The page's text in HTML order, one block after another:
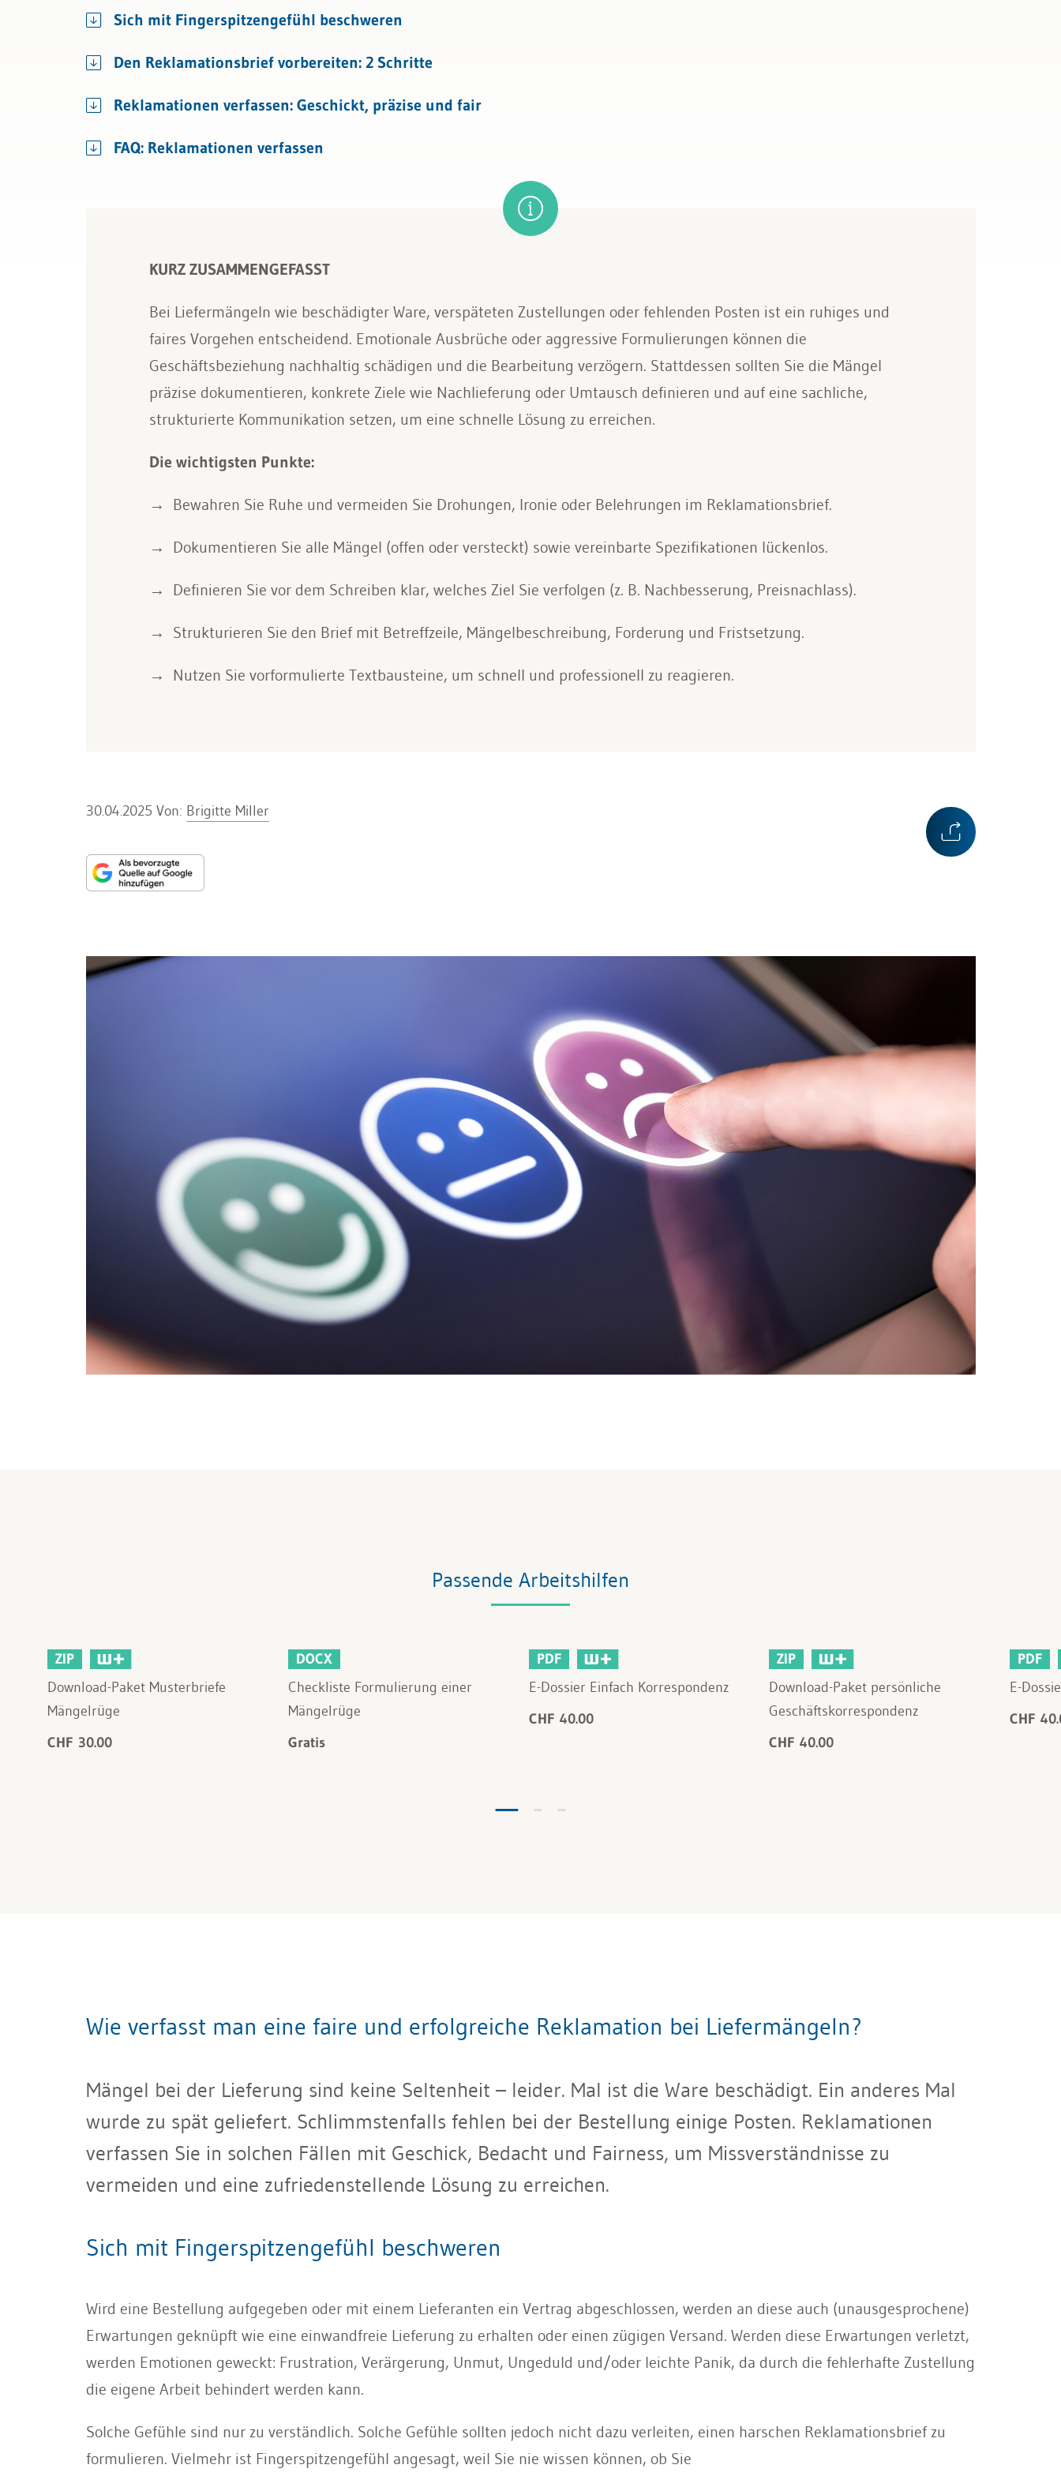
Bau & Immobilien Korrespondenz
Sich mit Fingerspitzengefühl beschweren
Den Reklamationsbrief vorbereiten: 2 Schritte
Reklamationen verfassen: Geschickt, präzise und fair
FAQ: Reklamationen verfassen
KURZ ZUSAMMENGEFASST
Bei Liefermängeln wie beschädigter Ware, verspäteten Zustellungen oder fehlenden Posten ist ein ruhiges und
faires Vorgehen entscheidend. Emotionale Ausbrüche oder aggressive Formulierungen können die
Geschäftsbeziehung nachhaltig schädigen und die Bearbeitung verzögern. Stattdessen sollten Sie die Mängel
präzise dokumentieren, konkrete Ziele wie Nachlieferung oder Umtausch definieren und auf eine sachliche,
strukturierte Kommunikation setzen, um eine schnelle Lösung zu erreichen.
Die wichtigsten Punkte:
Bewahren Sie Ruhe und vermeiden Sie Drohungen, Ironie oder Belehrungen im Reklamationsbrief.
Dokumentieren Sie alle Mängel (offen oder versteckt) sowie vereinbarte Spezifikationen lückenlos.
Definieren Sie vor dem Schreiben klar, welches Ziel Sie verfolgen (z. B. Nachbesserung, Preisnachlass).
Strukturieren Sie den Brief mit Betreffzeile, Mängelbeschreibung, Forderung und Fristsetzung.
Nutzen Sie vorformulierte Textbausteine, um schnell und professionell zu reagieren.
30.04.2025 Von: Brigitte Miller
Passende Arbeitshilfen
ZIP
Download-Paket Musterbriefe
Mängelrüge
CHF 30.00
DOCX
Checkliste Formulierung einer
Mängelrüge
Gratis
PDF
E-Dossier Einfach Korrespondenz
CHF 40.00
ZIP
Download-Paket persönliche
Geschäftskorrespondenz
CHF 40.00
PDF
E-
CHF
Wie verfasst man eine faire und erfolgreiche Reklamation bei Liefermängeln?
Mängel bei der Lieferung sind keine Seltenheit – leider. Mal ist die Ware beschädigt. Ein anderes Mal
wurde zu spät geliefert. Schlimmstenfalls fehlen bei der Bestellung einige Posten. Reklamationen
verfassen Sie in solchen Fällen mit Geschick, Bedacht und Fairness, um Missverständnisse zu
vermeiden und eine zufriedenstellende Lösung zu erreichen.
Sich mit Fingerspitzengefühl beschweren
Wird eine Bestellung aufgegeben oder mit einem Lieferanten ein Vertrag abgeschlossen, werden an diese auch (unausgesprochene)
Erwartungen geknüpft wie eine einwandfreie Lieferung zu erhalten oder einen zügigen Versand. Werden diese Erwartungen verletzt,
werden Emotionen geweckt: Frustration, Verärgerung, Unmut, Ungeduld und/oder leichte Panik, da durch die fehlerhafte Zustellung
die eigene Arbeit behindert werden kann.
Solche Gefühle sind nur zu verständlich. Solche Gefühle sollten jedoch nicht dazu verleiten, einen harschen Reklamationsbrief zu
formulieren. Vielmehr ist Fingerspitzengefühl angesagt, weil Sie nie wissen können, ob Sie